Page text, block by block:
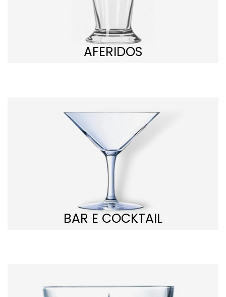
AFERIDOS
BAR E COCKTAIL